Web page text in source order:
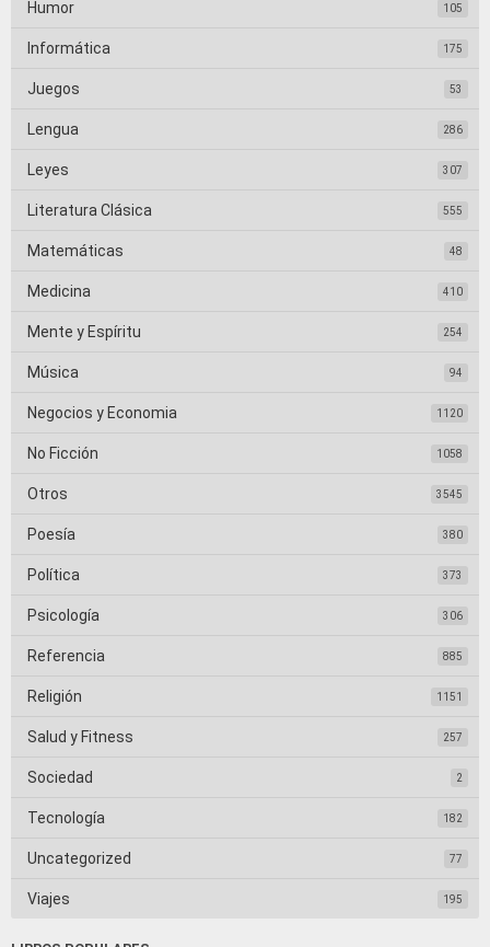
Humor 105
Informática 175
Juegos 53
Lengua 286
Leyes 307
Literatura Clásica 555
Matemáticas 48
Medicina 410
Mente y Espíritu 254
Música 94
Negocios y Economia 1120
No Ficción 1058
Otros 3545
Poesía 380
Política 373
Psicología 306
Referencia 885
Religión 1151
Salud y Fitness 257
Sociedad 2
Tecnología 182
Uncategorized 77
Viajes 195